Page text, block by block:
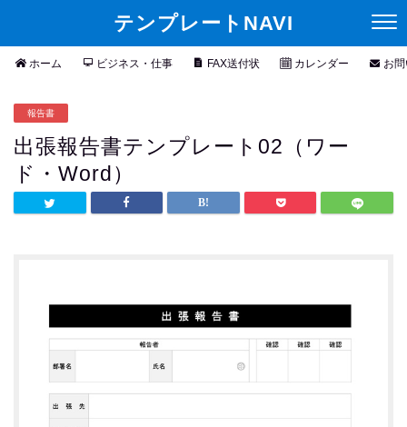
テンプレートNAVI
ホーム ビジネス・仕事 FAX送付状 カレンダー お
報告書
出張報告書テンプレート02（ワー
ド・Word）